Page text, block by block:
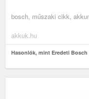
bosch, műszaki cikk,
akkuk.hu
Hasonlók, mint Eredeti